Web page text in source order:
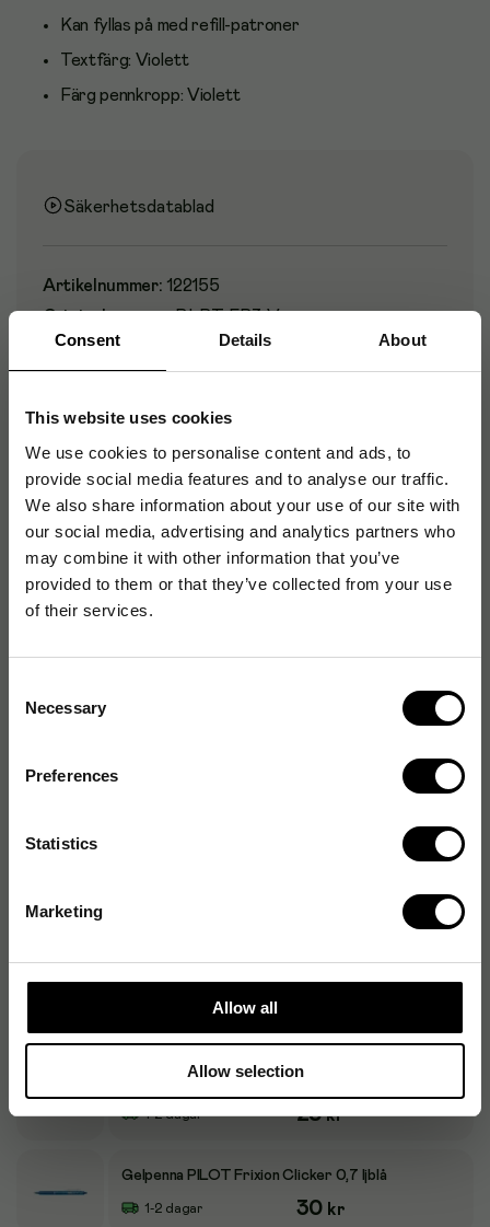
Consent Details About
This website uses cookies
We use cookies to personalise content and ads, to
provide social media features and to analyse our traffic.
We also share information about your use of our site with
our social media, advertising and analytics partners who
may combine it with other information that you’ve
provided to them or that they’ve collected from your use
of their services.
Selection
Necessary
Preferences
Statistics
Marketing
Allow all
Allow selection
Kan fyllas på med refill-patroner
Textfärg: Violett
Färg pennkropp: Violett
Säkerhetsdatablad
Artikelnummer: 122155
Originalnummer: BLRT-FR7-V
EAN: 4902505417535
Produktspecifikationer
Typ av penna Raderbar
Färg Lila
Produktalternativ
Gelkulpenna PILOT Frixion Clicker Medium Blå,
Gelkulpenna PILOT Frixion Clicker Medium Svart,
Gelpenna PILOT Frixion Clicker 0,7 rosa
1-2 dagar 28kr
Gelpenna PILOT Frixion Clicker 0,7 ljblå
1-2 dagar 30 kr